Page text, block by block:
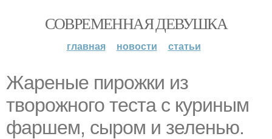
СОВРЕМЕННАЯ ДЕВУШКА
главная новости статьи
Жареные пирожки из
творожного теста с куриным
фаршем, сыром и зеленью.